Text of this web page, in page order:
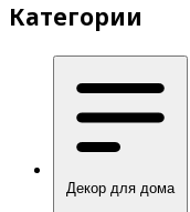
Категории
Декор для дома